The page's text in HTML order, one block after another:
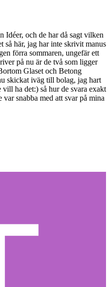
Idéer, och de har då sagt vilken
så här, jag har inte skrivit manus
förra sommaren, ungefär ett
på nu är de två som ligger
Glaset och Betong
skickat iväg till bolag, jag hart
ha det:) så hur de svara exakt
snabba med att svar på mina